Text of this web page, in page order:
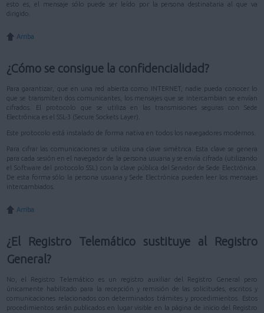
esto es, el mensaje sólo puede ser leído por la persona destinataria al que va
dirigido.
Arriba
¿Cómo se consigue la confidencialidad?
Para garantizar, que en una red abierta como INTERNET, nadie pueda conocer lo
que se transmiten dos comunicantes, los mensajes que se intercambian se envían
cifrados. El protocolo que se utiliza en las transmisiones seguras con Sede
Electrónica es el SSL-3 (Secure Sockets Layer).
Este protocolo está instalado de forma nativa en todos los navegadores modernos.
Para cifrar las comunicaciones se utiliza una clave simétrica. Esta clave se genera
para cada sesión en el navegador de la persona usuaria y se envía cifrada (utilizando
el Software del protocolo SSL) con la clave pública del Servidor de Sede Electrónica.
De esta forma sólo la persona usuaria y Sede Electrónica pueden leer los mensajes
intercambiados.
Arriba
¿El Registro Telemático sustituye al Registro
General?
No, el Registro Telemático es un registro auxiliar del Registro General pero
únicamente habilitado para la recepción y remisión de las solicitudes, escritos y
comunicaciones relacionados con determinados trámites y procedimientos. Estos
procedimientos serán publicados en lugar visible en la página de inicio del Registro